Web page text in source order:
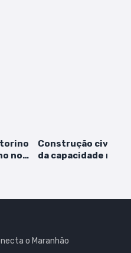
no
Construção civil
da capacidade no
o Maranhão